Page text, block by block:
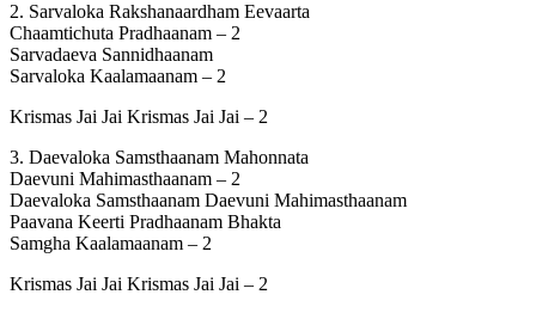
2. Sarvaloka Rakshanaardham Eevaarta
Chaamtichuta Pradhaanam – 2
Sarvadaeva Sannidhaanam
Sarvaloka Kaalamaanam – 2
Krismas Jai Jai Krismas Jai Jai – 2
3. Daevaloka Samsthaanam Mahonnata
Daevuni Mahimasthaanam – 2
Daevaloka Samsthaanam Daevuni Mahimasthaanam
Paavana Keerti Pradhaanam Bhakta
Samgha Kaalamaanam – 2
Krismas Jai Jai Krismas Jai Jai – 2